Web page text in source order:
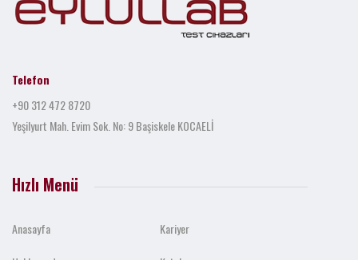
Telefon
+90 312 472 8720
Yeşilyurt Mah. Evim Sok. No: 9 Başiskele KOCAELİ
Hızlı Menü
Anasayfa
Kariyer